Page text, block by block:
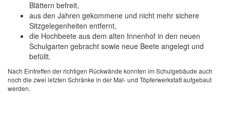
Blättern befreit,
aus den Jahren gekommene und nicht mehr sichere
Sitzgelegenheiten entfernt,
die Hochbeete aus dem alten Innenhof in den neuen
Schulgarten gebracht sowie neue Beete angelegt und
befüllt.
Nach Eintreffen der richtigen Rückwände konnten im Schulgebäude auch
noch die zwei letzten Schränke in der Mal- und Töpferwerkstatt aufgebaut
werden.